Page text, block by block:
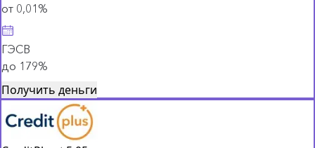
от 0,01%
ГЭСВ
до 179%
Получить деньги